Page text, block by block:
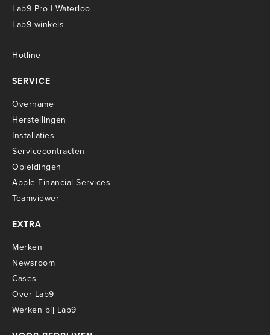
Lab9 Pro | Waterloo
Lab9 winkels
Hotline
SERVICE
Overname
Herstellingen
Installaties
Servicecontracten
Opleidingen
Apple Financial Services
Teamviewer
EXTRA
Merken
Newsroom
Cases
Over Lab9
Werken bij Lab9